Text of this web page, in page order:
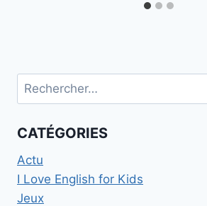
Rechercher :
CATÉGORIES
Actu
I Love English for Kids
Jeux